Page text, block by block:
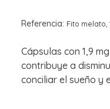
Referencia: Fito melato,
Cápsulas con 1,9
contribuye a
conciliar el sueño y